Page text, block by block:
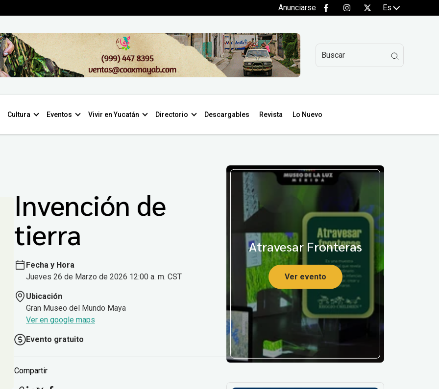
Anunciarse Es
Cultura Eventos Vivir en Yucatán Directorio Descargables Revista Lo Nuevo
Invención de
tierra
Fecha y Hora
Jueves 26 de Marzo de 2026 12:00 a. m. CST
Ubicación
Gran Museo del Mundo Maya
Ver en google maps
Evento gratuito
Compartir
Atravesar Fronteras
Ver evento